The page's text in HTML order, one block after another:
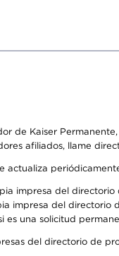
de Kaiser
afiliados, llame
actualiza
impresa del
impresa del
es una solicitud
del directorio de